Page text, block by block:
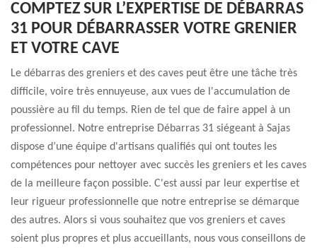
COMPTEZ SUR L’EXPERTISE DE DÉBARRAS
31 POUR DÉBARRASSER VOTRE GRENIER
ET VOTRE CAVE
Le débarras des greniers et des caves peut être une tâche très
difficile, voire très ennuyeuse, aux vues de l'accumulation de
poussière au fil du temps. Rien de tel que de faire appel à un
professionnel. Notre entreprise Débarras 31 siégeant à Sajas
dispose d’une équipe d'artisans qualifiés qui ont toutes les
compétences pour nettoyer avec succès les greniers et les caves
de la meilleure façon possible. C'est aussi par leur expertise et
leur rigueur professionnelle que notre entreprise se démarque
des autres. Alors si vous souhaitez que vos greniers et caves
soient plus propres et plus accueillants, nous vous conseillons de